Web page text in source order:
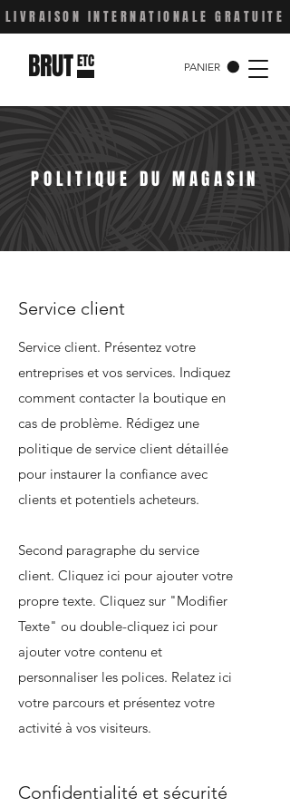
LIVRAISON INTERNATIONALE GRATUITE
PANIER
ETC
BRUT
POLITIQUE DU MAGASIN
Service client
Service client. Présentez votre
entreprises et vos services. Indiquez
comment contacter la boutique en
cas de problème. Rédigez une
politique de service client détaillée
pour instaurer la confiance avec
clients et potentiels acheteurs.
Second paragraphe du service
client. Cliquez ici pour ajouter votre
propre texte. Cliquez sur "Modifier
Texte" ou double-cliquez ici pour
ajouter votre contenu et
personnaliser les polices. Relatez ici
votre parcours et présentez votre
activité à vos visiteurs.
Confidentialité et sécurité